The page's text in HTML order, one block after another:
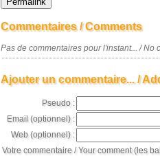
Commentaires / Comments
Pas de commentaires pour l'instant... / No
Ajouter un commentaire... /
Pseudo :
Email (optionnel) :
Web (optionnel) :
Votre commentaire / Your comment (les